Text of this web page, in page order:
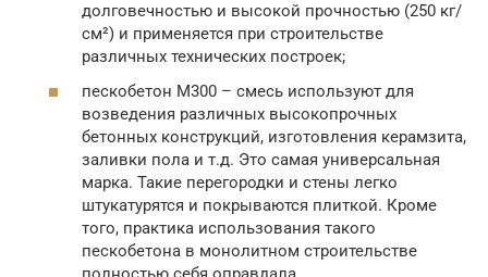
долговечностью и высокой прочностью (250 кг/
см²) и применяется при строительстве
различных технических построек;
пескобетон М300 – смесь используют для
возведения различных высокопрочных
бетонных конструкций, изготовления керамзита,
заливки пола и т.д. Это самая универсальная
марка. Такие перегородки и стены легко
штукатурятся и покрываются плиткой. Кроме
того, практика использования такого
пескобетона в монолитном строительстве